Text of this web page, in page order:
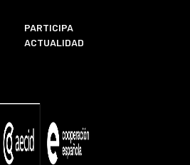
PARTICIPA
ACTUALIDAD